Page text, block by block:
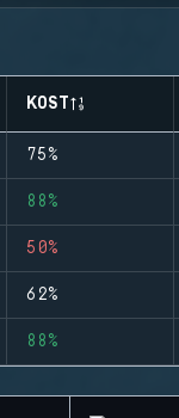
KOST
75%
88%
50%
62%
88%